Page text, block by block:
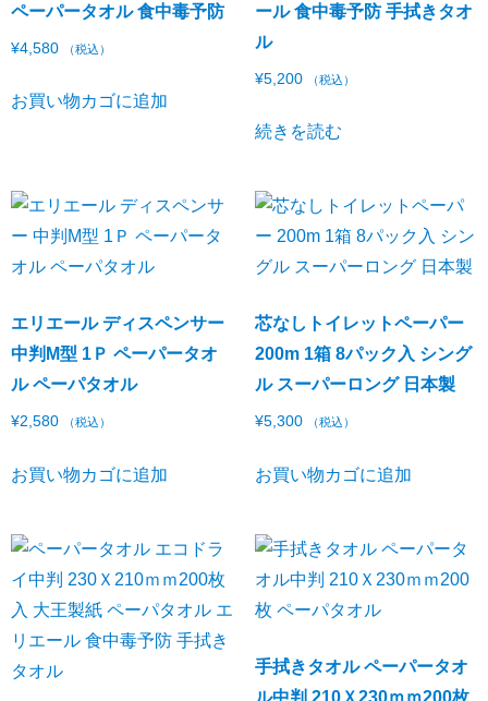
ペーパータオル 食中毒予防
¥4,580 （税込）
お買い物カゴに追加
ール 食中毒予防 手拭きタオ
ル
¥5,200 （税込）
続きを読む
エリエール ディスペンサー
中判M型 1Ｐ ペーパータオ
ル ペーパタオル
¥2,580 （税込）
お買い物カゴに追加
芯なしトイレットペーパー
200m 1箱 8パック入 シング
ル スーパーロング 日本製
¥5,300 （税込）
お買い物カゴに追加
手拭きタオル ペーパータオ